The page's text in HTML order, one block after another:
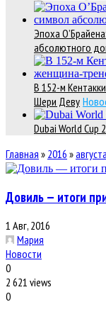
Эпоха
абсолютного
В 152-м
Шери Деву
Dubai World Cup
Главная » 2016 »августа
Довиль — итоги
1 Авг, 2016
Мария
Новости
0
2 621 views
0